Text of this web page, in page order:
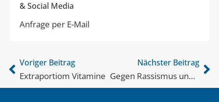
& Social Media
Anfrage per E-Mail
Voriger Beitrag
Extraportiom Vitamine
Nächster Beitrag
Gegen Rassismus und Hass